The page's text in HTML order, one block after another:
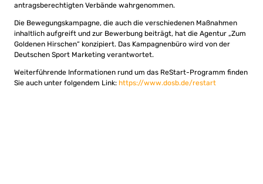
antragsberechtigten Verbände wahrgenommen.
Die Bewegungskampagne, die auch die verschiedenen Maßnahmen
inhaltlich aufgreift und zur Bewerbung beiträgt, hat die Agentur „Zum
Goldenen Hirschen“ konzipiert. Das Kampagnenbüro wird von der
Deutschen Sport Marketing verantwortet.
Weiterführende Informationen rund um das ReStart-Programm finden
Sie auch unter folgendem Link: https://www.dosb.de/restart